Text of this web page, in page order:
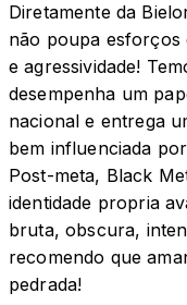
Diretamente da
não poupa esforços
e agressividade!
desempenha um
nacional e entrega
bem influenciada
Post-meta, Black
identidade propria
bruta, obscura,
recomendo que
pedrada!